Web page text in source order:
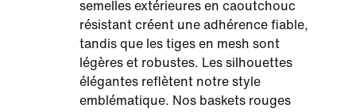
semelles extérieures en caoutchouc
résistant créent une adhérence fiable,
tandis que les tiges en mesh sont
légères et robustes. Les silhouettes
élégantes reflètent notre style
emblématique. Nos baskets rouges